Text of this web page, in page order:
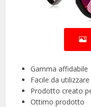
Gamma affidabile
Facile da utilizzare
Prodotto creato
Ottimo prodotto